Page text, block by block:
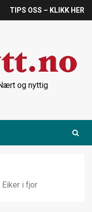
TIPS OSS – KLIKK HER
og nyttig
i fjor